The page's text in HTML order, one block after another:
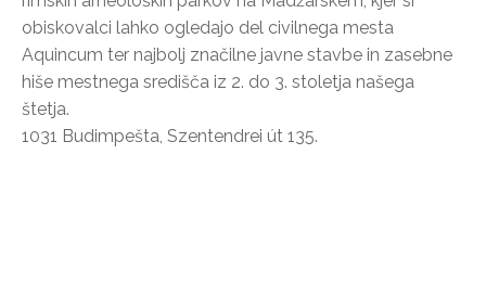
obiskovalci lahko ogledajo del civilnega mesta
Aquincum ter najbolj značilne javne stavbe in zasebne
hiše mestnega središča iz 2. do 3. stoletja našega
štetja.
1031 Budimpešta, Szentendrei út 135.